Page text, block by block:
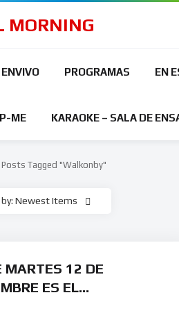
MORNING
ENVIVO PROGRAMAS EN
ME KARAOKE – SALA DE
Posts Tagged "walkonby"
Newest Items
MARTES 12 DE
ES EL